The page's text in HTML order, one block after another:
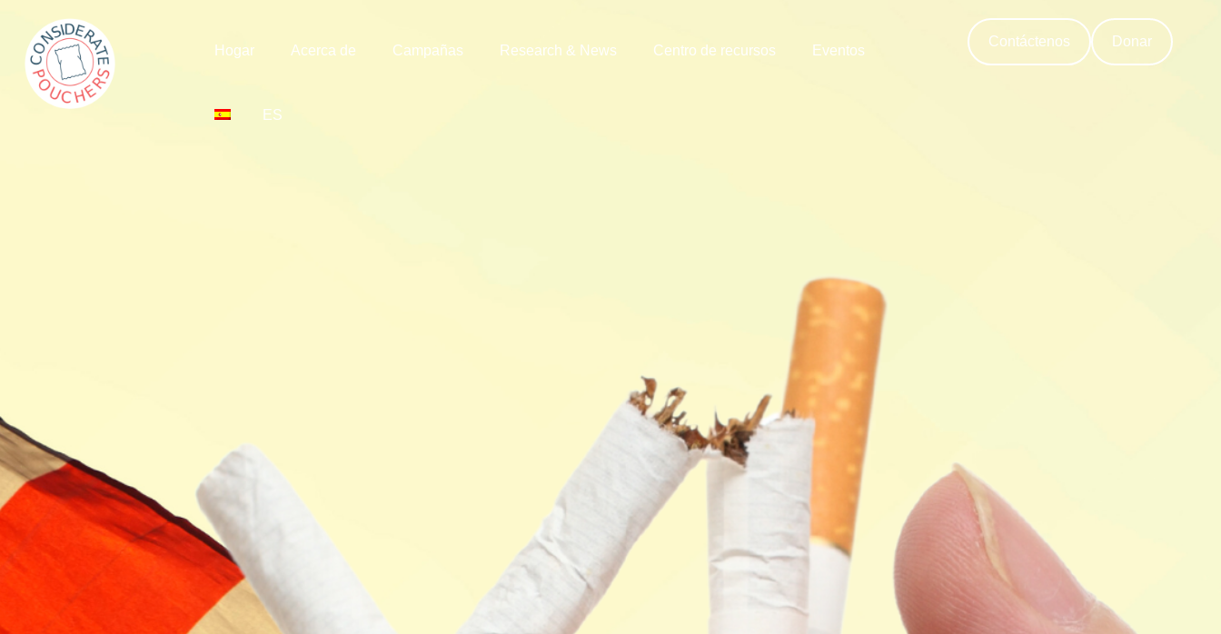
Hogar Acerca de Campañas Research & News Centro de recursos Eventos
ES
Contáctenos Donar